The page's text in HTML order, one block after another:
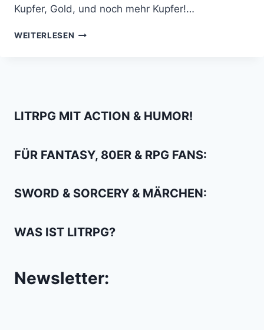
Kupfer, Gold, und noch mehr Kupfer!…
WEITERLESEN MEIN
LITRPG MIT ACTION & HUMOR!
FÜR FANTASY, 80ER & RPG FANS:
SWORD & SORCERY & MÄRCHEN:
WAS IST LITRPG?
Newsletter: